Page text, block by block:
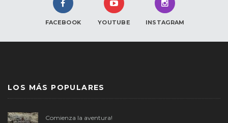
FACEBOOK YOUTUBE INSTAGRAM
LOS MÁS POPULARES
Comienza la aventura!